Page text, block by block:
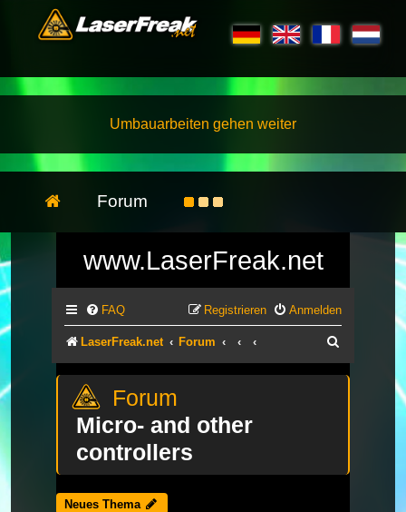
Umbauarbeiten gehen weiter
Forum
www.LaserFreak.net
FAQ Anmelden
Registrieren
LaserFreak.net Forum
Micro- and other
controllers
Neues Thema